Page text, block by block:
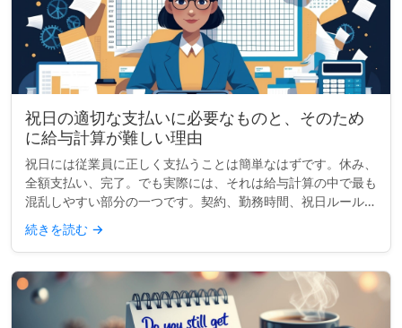
祝日の適切な支払いに必要なものと、そのため
に給与計算が難しい理由
祝日には従業員に正しく支払うことは簡単なはずです。休み、
全額支払い、完了。でも実際には、それは給与計算の中で最も
混乱しやすい部分の一つです。契約、勤務時間、祝日ルールが
異なると、単一の祝日でもコンプライアンスの頭痛の種になり
得ます。小規模な...
続きを読む →